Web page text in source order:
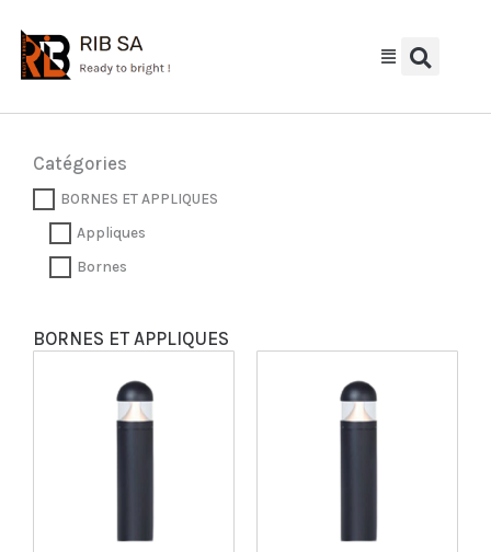
contenu
Catégories
BORNES ET APPLIQUES
Appliques
Bornes
BORNES ET APPLIQUES